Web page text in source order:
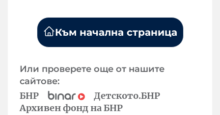
Към начална страница
Или проверете още от нашите
сайтове:
БНР
Детското.БНР
Архивен фонд на БНР